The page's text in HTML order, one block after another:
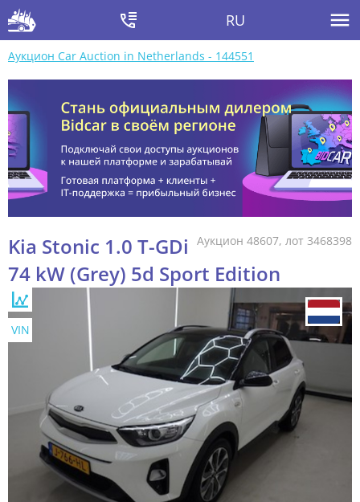
RU
Аукцион Car Auction in Netherlands - 144551
Аукцион 48607, лот 3468398
Kia Stonic 1.0 T-GDi
74 kW (Grey) 5d Sport Edition
VIN